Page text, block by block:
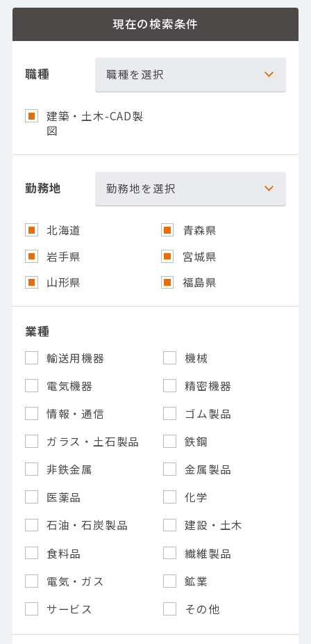
現在の検索条件
職種 職種を選択
建築・土木-CAD製
図
勤務地 勤務地を選択
北海道
青森県
岩手県
宮城県
山形県
福島県
業種
輸送用機器
機械
電気機器
精密機器
情報・通信
ゴム製品
ガラス・土石製品
鉄鋼
非鉄金属
金属製品
医薬品
化学
石油・石炭製品
建設・土木
食料品
繊維製品
電気・ガス
鉱業
サービス
その他